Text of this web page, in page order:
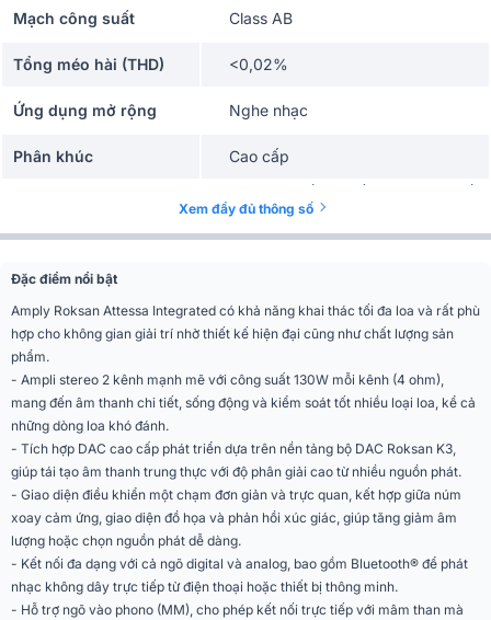
Mạch công suất Class AB
Tổng méo hài (THD) <0,02%
Ứng dụng mở rộng Nghe nhạc
Phân khúc Cao cấp
80W/kênh (8 Ohm), 130 W/kênh (4
Ohm)
Khớp kênh <0,5 dB
Tỷ lệ tín hiệu trên tiếng
ồn
> 80 dB
Tách kênh > 75 dB
Đáp ứng tần số 5 Hz đến 50 kHz
Khớp kênh âm lượng <0,25 dB
Định dạng âm thanh
MP3, AAC, WMA, OGG, WMA-L,
ALAC, OPUS
Xem đầy đủ thông số
Đặc điểm nổi bật
Amply Roksan Attessa Integrated có khả năng khai thác tối đa loa và rất phù
hợp cho không gian giải trí nhờ thiết kế hiện đại cũng như chất lượng sản
phẩm.
- Ampli stereo 2 kênh mạnh mẽ với công suất 130W mỗi kênh (4 ohm),
mang đến âm thanh chi tiết, sống động và kiểm soát tốt nhiều loại loa, kể cả
những dòng loa khó đánh.
- Tích hợp DAC cao cấp phát triển dựa trên nền tảng bộ DAC Roksan K3,
giúp tái tạo âm thanh trung thực với độ phân giải cao từ nhiều nguồn phát.
- Giao diện điều khiển một chạm đơn giản và trực quan, kết hợp giữa núm
xoay cảm ứng, giao diện đồ họa và phản hồi xúc giác, giúp tăng giảm âm
lượng hoặc chọn nguồn phát dễ dàng.
- Kết nối đa dạng với cả ngõ digital và analog, bao gồm Bluetooth® để phát
nhạc không dây trực tiếp từ điện thoại hoặc thiết bị thông minh.
- Hỗ trợ ngõ vào phono (MM), cho phép kết nối trực tiếp với mâm than mà